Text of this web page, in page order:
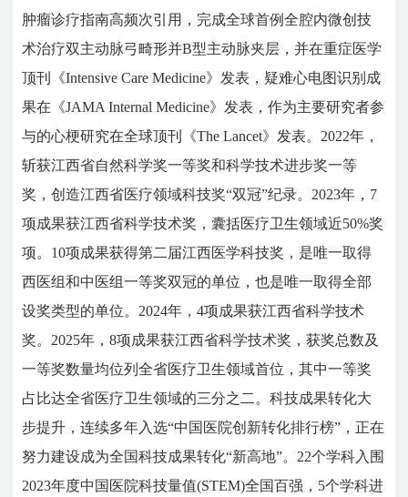
肿瘤诊疗指南高频次引用，完成全球首例全腔内微创技
术治疗双主动脉弓畸形并B型主动脉夹层，并在重症医学
顶刊《Intensive Care Medicine》发表，疑难心电图识别成
果在《JAMA Internal Medicine》发表，作为主要研究者参
与的心梗研究在全球顶刊《The Lancet》发表。2022年，
斩获江西省自然科学奖一等奖和科学技术进步奖一等
奖，创造江西省医疗领域科技奖“双冠”纪录。2023年，7
项成果获江西省科学技术奖，囊括医疗卫生领域近50%奖
项。10项成果获得第二届江西医学科技奖，是唯一取得
西医组和中医组一等奖双冠的单位，也是唯一取得全部
设奖类型的单位。2024年，4项成果获江西省科学技术
奖。2025年，8项成果获江西省科学技术奖，获奖总数及
一等奖数量均位列全省医疗卫生领域首位，其中一等奖
占比达全省医疗卫生领域的三分之二。科技成果转化大
步提升，连续多年入选“中国医院创新转化排行榜”，正在
努力建设成为全国科技成果转化“新高地”。22个学科入围
2023年度中国医院科技量值(STEM)全国百强，5个学科进